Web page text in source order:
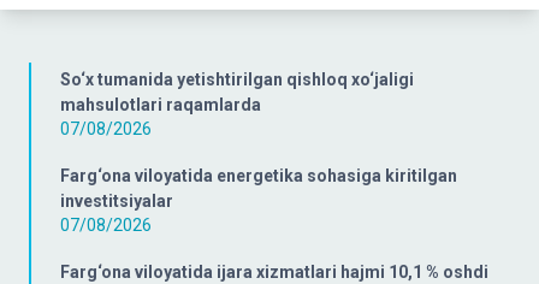
So‘x tumanida yetishtirilgan qishloq xo‘jaligi
mahsulotlari raqamlarda
07/08/2026
Farg‘ona viloyatida energetika sohasiga kiritilgan
investitsiyalar
07/08/2026
Farg‘ona viloyatida ijara xizmatlari hajmi 10,1 % oshdi